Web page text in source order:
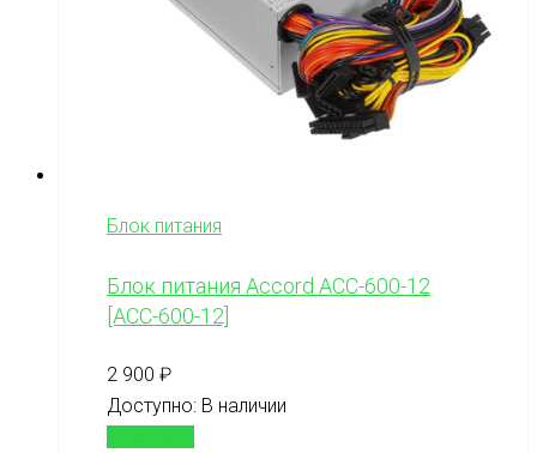
Блок питания
Блок питания Accord ACC-600-12
[ACC-600-12]
2 900 ₽
Доступно: В наличии